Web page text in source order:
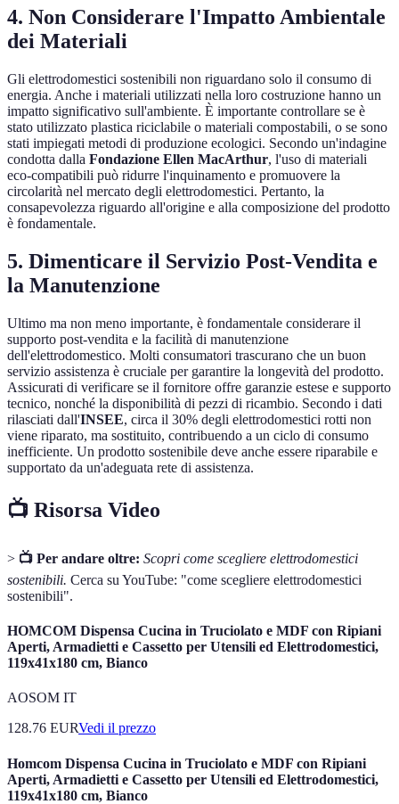
4. Non Considerare l'Impatto Ambientale
dei Materiali
Gli elettrodomestici sostenibili non riguardano solo il consumo di
energia. Anche i materiali utilizzati nella loro costruzione hanno un
impatto significativo sull'ambiente. È importante controllare se è
stato utilizzato plastica riciclabile o materiali compostabili, o se sono
stati impiegati metodi di produzione ecologici. Secondo un'indagine
condotta dalla Fondazione Ellen MacArthur, l'uso di materiali
eco-compatibili può ridurre l'inquinamento e promuovere la
circolarità nel mercato degli elettrodomestici. Pertanto, la
consapevolezza riguardo all'origine e alla composizione del prodotto
è fondamentale.
5. Dimenticare il Servizio Post-Vendita e
la Manutenzione
Ultimo ma non meno importante, è fondamentale considerare il
supporto post-vendita e la facilità di manutenzione
dell'elettrodomestico. Molti consumatori trascurano che un buon
servizio assistenza è cruciale per garantire la longevità del prodotto.
Assicurati di verificare se il fornitore offre garanzie estese e supporto
tecnico, nonché la disponibilità di pezzi di ricambio. Secondo i dati
rilasciati dall'INSEE, circa il 30% degli elettrodomestici rotti non
viene riparato, ma sostituito, contribuendo a un ciclo di consumo
inefficiente. Un prodotto sostenibile deve anche essere riparabile e
supportato da un'adeguata rete di assistenza.
📺 Risorsa Video
> 📺 Per andare oltre: Scopri come scegliere elettrodomestici
sostenibili. Cerca su YouTube: "come scegliere elettrodomestici
sostenibili".
HOMCOM Dispensa Cucina in Truciolato e MDF con Ripiani
Aperti, Armadietti e Cassetto per Utensili ed Elettrodomestici,
119x41x180 cm, Bianco
AOSOM IT
128.76 EURVedi il prezzo
Homcom Dispensa Cucina in Truciolato e MDF con Ripiani
Aperti, Armadietti e Cassetto per Utensili ed Elettrodomestici,
119x41x180 cm, Bianco